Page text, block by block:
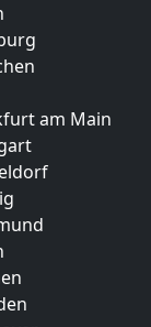
am Main